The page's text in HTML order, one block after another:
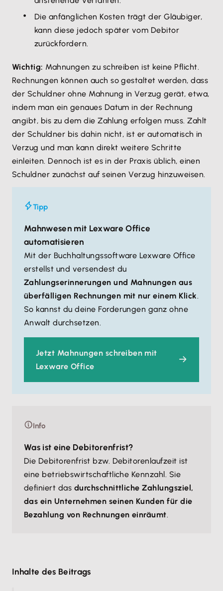
Die anfänglichen Kosten trägt der Gläubiger,
kann diese jedoch später vom Debitor
zurückfordern.
Wichtig: Mahnungen zu schreiben ist keine Pflicht.
Rechnungen können auch so gestaltet werden, dass
der Schuldner ohne Mahnung in Verzug gerät, etwa,
indem man ein genaues Datum in der Rechnung
angibt, bis zu dem die Zahlung erfolgen muss. Zahlt
der Schuldner bis dahin nicht, ist er automatisch in
Verzug und man kann direkt weitere Schritte
einleiten. Dennoch ist es in der Praxis üblich, einen
Schuldner zunächst auf seinen Verzug hinzuweisen.
Tipp
Mahnwesen mit Lexware Office
automatisieren
Mit der Buchhaltungssoftware Lexware Office
erstellst und versendest du
Zahlungserinnerungen und Mahnungen aus
überfälligen Rechnungen mit nur einem Klick.
So kannst du deine Forderungen ganz ohne
Anwalt durchsetzen.
Jetzt Mahnungen schreiben mit
Lexware Office
Info
Was ist eine Debitorenfrist?
Die Debitorenfrist bzw. Debitorenlaufzeit ist
eine betriebswirtschaftliche Kennzahl. Sie
definiert das durchschnittliche Zahlungsziel,
das ein Unternehmen seinen Kunden für die
Bezahlung von Rechnungen einräumt.
Inhalte des Beitrags